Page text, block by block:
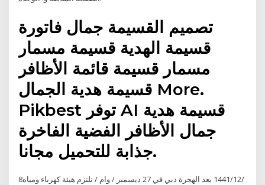
تصميم القسيمة جمال فاتورة
قسيمة الهدية قسيمة مسمار
مسمار قسيمة قائمة الأظافر
قسيمة هدية الجمال More.
Pikbest توفر AI قسيمة هدية
جمال الأظافر الفضية الفاخرة
جذابة للتحميل مجانا.
8‏‏/12‏‏/1441 بعد الهجرة دبي في 27 ديسمبر / وام / تلتزم هيئة كهرباء ومياه